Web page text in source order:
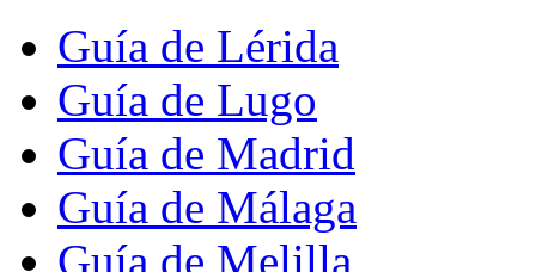
Guía de Lérida
Guía de Lugo
Guía de Madrid
Guía de Málaga
Guía de Melilla